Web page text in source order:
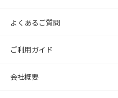
よくあるご質問
ご利用ガイド
会社概要